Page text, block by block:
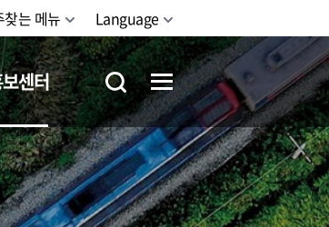
찾는 메뉴 Language
센터
철도체험